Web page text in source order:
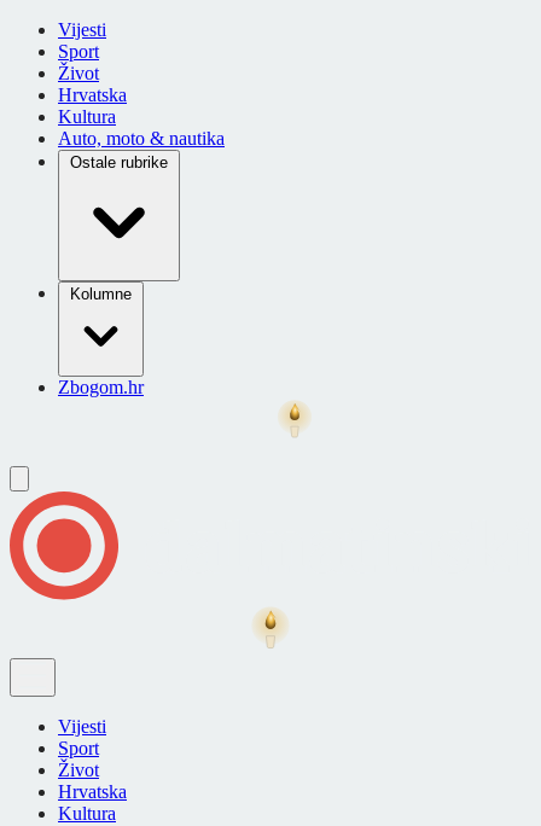
Vijesti
Sport
Život
Hrvatska
Kultura
Auto, moto & nautika
Ostale rubrike
Kolumne
Zbogom.hr
Vijesti
Sport
Život
Hrvatska
Kultura